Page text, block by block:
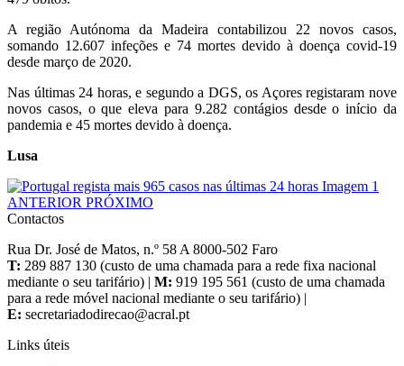
A região Autónoma da Madeira contabilizou 22 novos casos,
somando 12.607 infeções e 74 mortes devido à doença covid-19
desde março de 2020.
Nas últimas 24 horas, e segundo a DGS, os Açores registaram nove
novos casos, o que eleva para 9.282 contágios desde o início da
pandemia e 45 mortes devido à doença.
Lusa
ANTERIOR PRÓXIMO
Contactos
Rua Dr. José de Matos, n.º 58 A 8000-502 Faro
T: 289 887 130 (custo de uma chamada para a rede fixa nacional
mediante o seu tarifário) | M: 919 195 561 (custo de uma chamada
para a rede móvel nacional mediante o seu tarifário) |
E:
Links úteis